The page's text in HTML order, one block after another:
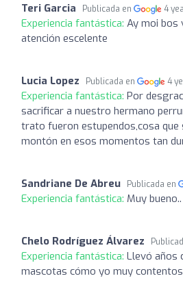
Teri Garcia Publicada en 4
Experiencia fantástica: Ay moi bos
atención escelente
Lucia Lopez Publicada en 4
Experiencia fantástica: Por
sacrificar a nuestro hermano
trato fueron estupendos,cosa que
montón en esos momentos tan
Sandriane De Abreu Publicada en
Experiencia fantástica: Muy
Chelo Rodríguez Álvarez
Experiencia fantástica: Llevó años
mascotas cómo yo muy contentos